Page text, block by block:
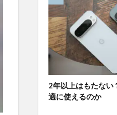
2年以上はもたない
適に使えるのか